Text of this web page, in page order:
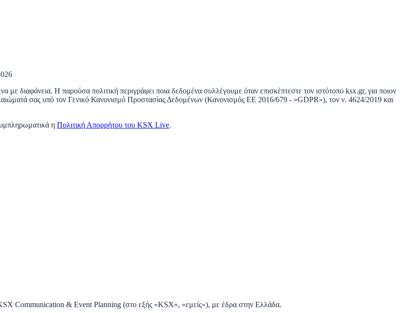
με διαφάνεια. Η παρούσα πολιτική περιγράφει ποια δεδομένα συλλέγουμε όταν επισκέπτεστε τον ιστότοπο ksx.gr, για ποιον
σας υπό τον Γενικό Κανονισμό Προστασίας Δεδομένων (Κανονισμός ΕΕ 2016/679 - «GDPR»), τον ν. 4624/2019 και
η Πολιτική Απορρήτου του KSX Live.
Communication & Event Planning (στο εξής «KSX», «εμείς»), με έδρα στην Ελλάδα.